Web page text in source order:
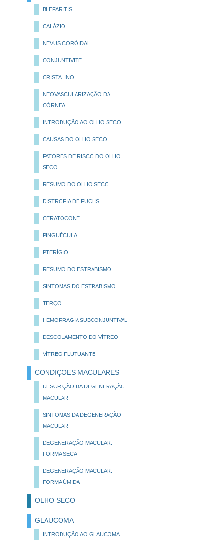
BLEFARITIS
CALÁZIO
NEVUS CORÓIDAL
CONJUNTIVITE
CRISTALINO
NEOVASCULARIZAÇÃO DA
CÓRNEA
INTRODUÇÃO AO OLHO SECO
CAUSAS DO OLHO SECO
FATORES DE RISCO DO OLHO
SECO
RESUMO DO OLHO SECO
DISTROFIA DE FUCHS
CERATOCONE
PINGUÉCULA
PTERÍGIO
RESUMO DO ESTRABISMO
SINTOMAS DO ESTRABISMO
TERÇOL
HEMORRAGIA SUBCONJUNTIVAL
DESCOLAMENTO DO VÍTREO
VÍTREO FLUTUANTE
CONDIÇÕES MACULARES
DESCRIÇÃO DA DEGENERAÇÃO
MACULAR
SINTOMAS DA DEGENERAÇÃO
MACULAR
DEGENERAÇÃO MACULAR:
FORMA SECA
DEGENERAÇÃO MACULAR:
FORMA ÚMIDA
OLHO SECO
GLAUCOMA
INTRODUÇÃO AO GLAUCOMA